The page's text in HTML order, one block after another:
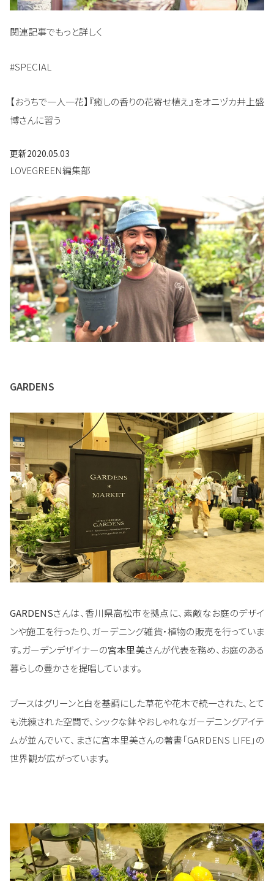
関連記事でもっと詳しく
#SPECIAL
【おうちで一人一花】『癒しの香りの花寄せ植え』をオニヅカ井上盛
博さんに習う
更新2020.05.03
LOVEGREEN編集部
GARDENS
GARDENSさんは、香川県高松市を拠点に、素敵なお庭のデザイ
ンや施工を行ったり、ガーデニング雑貨・植物の販売を行っていま
す。ガーデンデザイナーの宮本里美さんが代表を務め、お庭のある
暮らしの豊かさを提唱しています。
ブースはグリーンと白を基調にした草花や花木で統一された、とて
も洗練された空間で、シックな鉢やおしゃれなガーデニングアイテ
ムが並んでいて、まさに宮本里美さんの著書「GARDENS LIFE」の
世界観が広がっています。